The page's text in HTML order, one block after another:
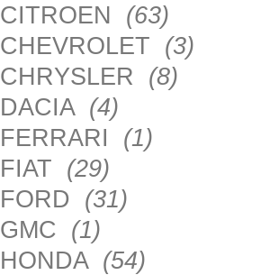
CITROEN (63)
CHEVROLET (3)
CHRYSLER (8)
DACIA (4)
FERRARI (1)
FIAT (29)
FORD (31)
GMC (1)
HONDA (54)